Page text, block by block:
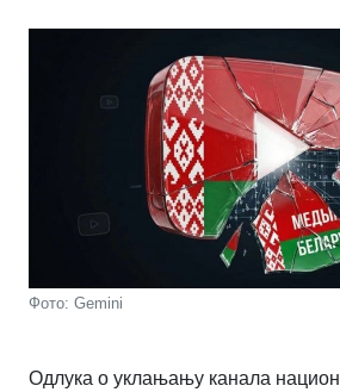
Фото: Gemini
Одлука о уклањању канала